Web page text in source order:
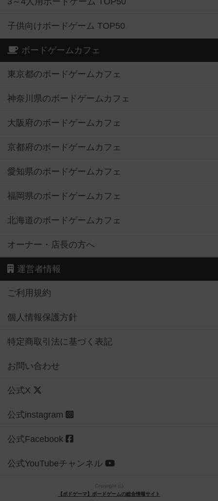
子供向けボードゲーム TOP50
ボードゲームカフェ
東京都のボードゲームカフェ
神奈川県のボードゲームカフェ
大阪府のボードゲームカフェ
京都府のボードゲームカフェ
愛知県のボードゲームカフェ
福岡県のボードゲームカフェ
北海道のボードゲームカフェ
オーナー・店長の方へ
運営者情報
ご利用規約
個人情報保護方針
特定商取引法に基づく表記
お問い合わせ
公式X
公式instagram
公式Facebook
公式YouTubeチャンネル
Copyright (c)
【ボドゲーマ】ボードゲームの総合情報サイト